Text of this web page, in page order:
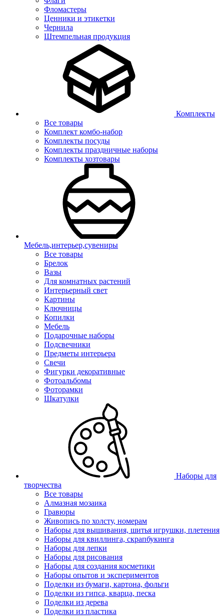
Фломастеры
Ценники и этикетки
Чернила
Штемпельная продукция
Комплекты
Все товары
Комплект комбо-набор
Комплекты посуды
Комплекты праздничные наборы
Комплекты хозтовары
Мебель,интерьер,сувениры
Все товары
Брелок
Вазы
Для комнатных растений
Интерьерный свет
Картины
Ключницы
Копилки
Мебель
Подарочные наборы
Подсвечники
Предметы интерьера
Свечи
Фигурки декоративные
Фотоальбомы
Фоторамки
Шкатулки
Наборы для
творчества
Все товары
Алмазная мозаика
Гравюры
Живопись по холсту, номерам
Наборы для вышивания, шитья игрушки, плетения
Наборы для квиллинга, скрапбукинга
Наборы для лепки
Наборы для рисования
Наборы для создания косметики
Наборы опытов и экспериментов
Поделки из бумаги, картона, фольги
Поделки из гипса, кварца, песка
Поделки из дерева
Поделки из пластика